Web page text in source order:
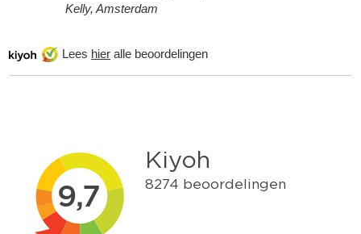
Kelly, Amsterdam
Lees hier alle beoordelingen